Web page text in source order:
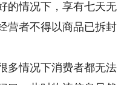
的情况下，享有七天无
营者不得以商品已拆封
情况下消费者都无法